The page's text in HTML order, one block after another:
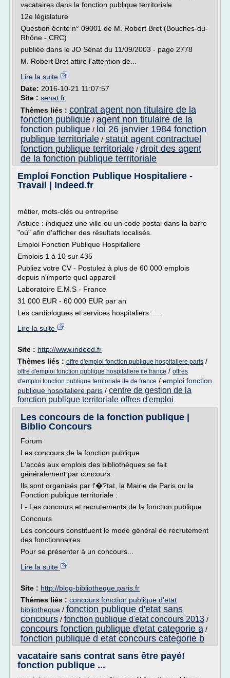
vacataires dans la fonction publique territoriale
12e législature
Question écrite n° 09001 de M. Robert Bret (Bouches-du-
Rhône - CRC)
publiée dans le JO Sénat du 11/09/2003 - page 2778
M. Robert Bret attire l'attention de...
Lire la suite
Date: 2016-10-21 11:07:57
Site : senat.fr
Thèmes liés : contrat agent non titulaire de la
fonction publique / agent non titulaire de la
fonction publique / loi 26 janvier 1984 fonction
publique territoriale / statut agent contractuel
fonction publique territoriale / droit des agent
de la fonction publique territoriale
Emploi Fonction Publique Hospitaliere -
Travail | Indeed.fr
métier, mots-clés ou entreprise
Astuce : indiquez une ville ou un code postal dans la barre
"où" afin d'afficher des résultats localisés.
Emploi Fonction Publique Hospitaliere
Emplois 1 à 10 sur 435
Publiez votre CV - Postulez à plus de 60 000 emplois
depuis n'importe quel appareil
Laboratoire E.M.S - France
31 000 EUR - 60 000 EUR par an
Les cardiologues et services hospitaliers :....
Lire la suite
Site : http://www.indeed.fr
Thèmes liés : offre d'emploi fonction publique hospitaliere paris /
offre d'emploi fonction publique hospitaliere ile france / offres
d'emploi fonction publique territoriale ile de france / emploi fonction
publique hospitaliere paris / centre de gestion de la
fonction publique territoriale offres d'emploi
Les concours de la fonction publique |
Biblio Concours
Forum
Les concours de la fonction publique
L'accès aux emplois des bibliothèques se fait
généralement par concours.
Ils sont organisés par l'�?tat, la Mairie de Paris ou la
Fonction publique territoriale :
I - Les concours et recrutements de la fonction publique
Concours
Les concours constituent le mode général de recrutement
des fonctionnaires.
Pour se présenter à un concours...
Lire la suite
Site : http://blog-bibliotheque.paris.fr
Thèmes liés : concours fonction publique d'etat
bibliotheque / fonction publique d'etat sans
concours / fonction publique d'etat concours 2013 /
concours fonction publique d'etat categorie a /
fonction publique d etat concours categorie b
vacataire sans contrat sans être payé!
fonction publique ...